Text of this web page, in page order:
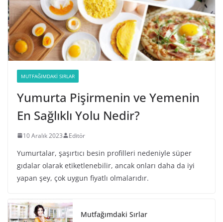
MUTFAĞIMDAKI SIRLAR
Yumurta Pişirmenin ve Yemenin
En Sağlıklı Yolu Nedir?
10 Aralık 2023 Editör
Yumurtalar, şaşırtıcı besin profilleri nedeniyle süper
gıdalar olarak etiketlenebilir, ancak onları daha da iyi
yapan şey, çok uygun fiyatlı olmalarıdır.
Mutfağımdaki Sırlar